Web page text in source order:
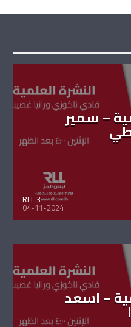
– سمير
RLL 3
04-11-2024
– اسعد